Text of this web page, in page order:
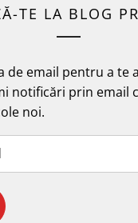
TE LA BLOG
de email pentru a te
notificări prin email
noi.